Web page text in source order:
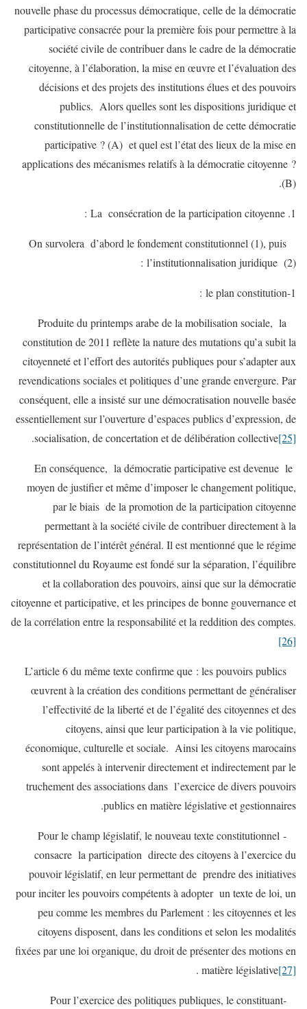
nouvelle phase du processus démocratique, celle de la démocratie
participative consacrée pour la première fois pour permettre à la
société civile de contribuer dans le cadre de la démocratie
citoyenne, à l’élaboration, la mise en œuvre et l’évaluation des
décisions et des projets des institutions élues et des pouvoirs
publics. Alors quelles sont les dispositions juridique et
constitutionnelle de l’institutionnalisation de cette démocratie
participative ? (A) et quel est l’état des lieux de la mise en
applications des mécanismes relatifs à la démocratie citoyenne ?
(B).
La consécration de la participation citoyenne :
On survolera d’abord le fondement constitutionnel (1), puis
l’institutionnalisation juridique (2) :
1-le plan constitution :
Produite du printemps arabe de la mobilisation sociale, la
constitution de 2011 reflète la nature des mutations qu’a subit la
citoyenneté et l’effort des autorités publiques pour s’adapter aux
revendications sociales et politiques d’une grande envergure. Par
conséquent, elle a insisté sur une démocratisation nouvelle basée
essentiellement sur l’ouverture d’espaces publics d’expression, de
socialisation, de concertation et de délibération collective[25]
.
En conséquence, la démocratie participative est devenue le
moyen de justifier et même d’imposer le changement politique,
par le biais de la promotion de la participation citoyenne
permettant à la société civile de contribuer directement à la
représentation de l’intérêt général. Il est mentionné que le régime
constitutionnel du Royaume est fondé sur la séparation, l’équilibre
et la collaboration des pouvoirs, ainsi que sur la démocratie
citoyenne et participative, et les principes de bonne gouvernance et
de la corrélation entre la responsabilité et la reddition des comptes.
[26]
L’article 6 du même texte confirme que : les pouvoirs publics
œuvrent à la création des conditions permettant de généraliser
l’effectivité de la liberté et de l’égalité des citoyennes et des
citoyens, ainsi que leur participation à la vie politique,
économique, culturelle et sociale. Ainsi les citoyens marocains
sont appelés à intervenir directement et indirectement par le
truchement des associations dans l’exercice de divers pouvoirs
publics en matière législative et gestionnaires.
-Pour le champ législatif, le nouveau texte constitutionnel
consacre la participation directe des citoyens à l’exercice du
pouvoir législatif, en leur permettant de prendre des initiatives
pour inciter les pouvoirs compétents à adopter un texte de loi, un
peu comme les membres du Parlement : les citoyennes et les
citoyens disposent, dans les conditions et selon les modalités
fixées par une loi organique, du droit de présenter des motions en
matière législative[27]
.
-Pour l’exercice des politiques publiques, le constituant